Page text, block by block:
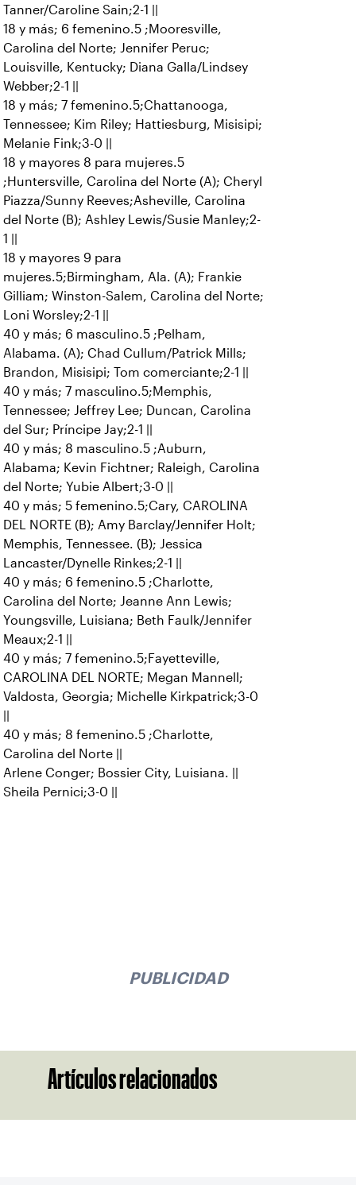
Tanner/Caroline Sain;2-1 ||
18 y más; 6 femenino.5 ;Mooresville,
Carolina del Norte; Jennifer Peruc;
Louisville, Kentucky; Diana Galla/Lindsey
Webber;2-1 ||
18 y más; 7 femenino.5;Chattanooga,
Tennessee; Kim Riley; Hattiesburg, Misisipi;
Melanie Fink;3-0 ||
18 y mayores 8 para mujeres.5
;Huntersville, Carolina del Norte (A); Cheryl
Piazza/Sunny Reeves;Asheville, Carolina
del Norte (B); Ashley Lewis/Susie Manley;2-
1 ||
18 y mayores 9 para
mujeres.5;Birmingham, Ala. (A); Frankie
Gilliam; Winston-Salem, Carolina del Norte;
Loni Worsley;2-1 ||
40 y más; 6 masculino.5 ;Pelham,
Alabama. (A); Chad Cullum/Patrick Mills;
Brandon, Misisipi; Tom comerciante;2-1 ||
40 y más; 7 masculino.5;Memphis,
Tennessee; Jeffrey Lee; Duncan, Carolina
del Sur; Príncipe Jay;2-1 ||
40 y más; 8 masculino.5 ;Auburn,
Alabama; Kevin Fichtner; Raleigh, Carolina
del Norte; Yubie Albert;3-0 ||
40 y más; 5 femenino.5;Cary, CAROLINA
DEL NORTE (B); Amy Barclay/Jennifer Holt;
Memphis, Tennessee. (B); Jessica
Lancaster/Dynelle Rinkes;2-1 ||
40 y más; 6 femenino.5 ;Charlotte,
Carolina del Norte; Jeanne Ann Lewis;
Youngsville, Luisiana; Beth Faulk/Jennifer
Meaux;2-1 ||
40 y más; 7 femenino.5;Fayetteville,
CAROLINA DEL NORTE; Megan Mannell;
Valdosta, Georgia; Michelle Kirkpatrick;3-0
40 y más; 8 femenino.5 ;Charlotte,
Carolina del Norte ||
Arlene Conger; Bossier City, Luisiana. ||
Sheila Pernici;3-0 ||
PUBLICIDAD
Artículos relacionados